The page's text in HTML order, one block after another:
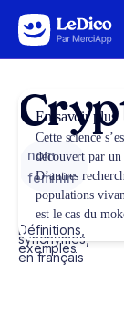
Aller au contenu
nom
féminin
Définitions,
synonymes,
exemples
en français
En savoir plus
Cette science
découvert par un
D’autres
populations
est le cas du